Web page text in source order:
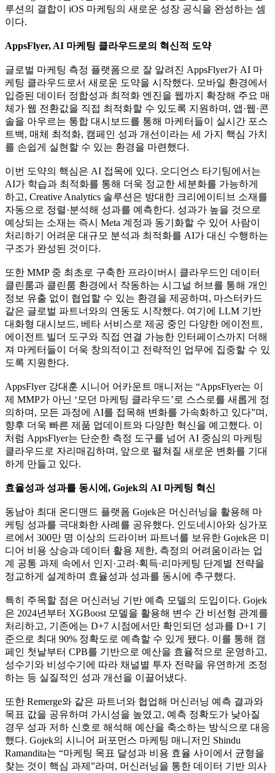
루션의 결합이 iOS 마케팅의 새로운 성장 공식을 완성하는 셈
이다.
AppsFlyer, AI 마케팅 클라우드로의 혁신적 도약
글로벌 마케팅 측정 플랫폼으로 잘 알려진 AppsFlyer가 AI 마
케팅 클라우드로서 새로운 도약을 시작했다. 모바일 환경에서
입증된 데이터 정합성과 최적화 엔진을 웹까지 확장해 주요 매
체가 웹 전환값을 직접 최적화할 수 있도록 지원하며, 앱·웹·콘
솔을 아우르는 통합 대시보드를 통해 마케터들이 실시간 포스
트백, 매체 최적화, 캠페인 성과 개선이라는 세 가지 핵심 가치
를 손쉽게 실현할 수 있는 환경을 마련했다.
이번 도약의 핵심은 AI 접목에 있다. 오디언스 타기팅에서는
AI가 학습과 최적화를 통해 더욱 정교한 세분화를 가능하게
하고, Creative Analytics 솔루션은 방대한 크리에이티브 소재를
자동으로 정렬·분석해 성과를 예측한다. 성과가 높을 것으로
예상되는 소재는 즉시 Meta 계정과 동기화할 수 있어 사람이
처리하기 어려운 대규모 분석과 최적화를 AI가 대신 수행하는
구조가 완성된 것이다.
또한 MMP 중 최초로 구축한 프라이버시 클라우드인 데이터
클린룸과 클린룸 환경에서 작동하는 시그널 허브를 통해 개인
정보 유출 없이 협업할 수 있는 환경을 제공하며, 마스터카드
같은 글로벌 파트너와의 연동도 시작했다. 여기에 LLM 기반
대화형 대시보드, 베타 서비스로 제공 중인 다양한 에이전트,
에이전트 빌더 도구와 직접 연결 가능한 인터페이스까지 더해
져 마케터들이 더욱 창의적이고 전략적인 업무에 집중할 수 있
도록 지원한다.
AppsFlyer 강대훈 시니어 어카운트 매니저는 “AppsFlyer는 이
제 MMP가 아닌 ‘모던 마케팅 클라우드’로 스스로를 새롭게 정
의하며, 모든 과정에 AI를 접목해 변화를 가속화하고 있다”며,
향후 더욱 빠른 제품 업데이트와 다양한 혁신을 예고했다. 이
처럼 AppsFlyer는 단순한 측정 도구를 넘어 AI 중심의 마케팅
클라우드로 자리매김하며, 앞으로 펼쳐질 새로운 변화를 기대
하게 만들고 있다.
효율성과 성과를 동시에, Gojek의 AI 마케팅 혁신
동남아 최대 온디맨드 플랫폼 Gojek은 머신러닝을 활용해 마
케팅 성과를 극대화한 사례를 공유했다. 인도네시아와 싱가포
르에서 300만 명 이상의 드라이버 파트너를 보유한 Gojek은 미
디어 비용 상승과 데이터 활용 제한, 측정의 어려움이라는 업
계 공통 과제 속에서 인지·고려·획득·리마케팅 단계별 전략을
정교하게 설계하며 효율성과 성과를 동시에 추구했다.
특히 주목할 점은 머신러닝 기반 예측 모델의 도입이다. Gojek
은 2024년부터 XGBoost 모델을 활용해 변수 간 비선형 관계를
처리하고, 기존에는 D+7 시점에서만 확인되던 성과를 D+1 기
준으로 최대 90% 정확도로 예측할 수 있게 됐다. 이를 통해 캠
페인 첫날부터 CPB를 기반으로 예산을 효율적으로 운영하고,
성수기와 비성수기에 따라 채널별 투자 전략을 유연하게 조정
하는 등 실질적인 성과 개선을 이끌어냈다.
또한 Remerge와 같은 파트너와 협업해 머신러닝 예측 결과와
목표 값을 공유하며 가시성을 높였고, 예측 정확도가 낮아질
경우 성과 저하 신호로 해석해 예산을 축소하는 방식으로 대응
했다. Gojek의 시니어 퍼포먼스 마케팅 매니저인 Shindu
Ramandita는 “마케팅 목표 달성과 비용 효율 사이에서 균형을
찾는 것이 핵심 과제”라며, 머신러닝을 통한 데이터 기반 의사